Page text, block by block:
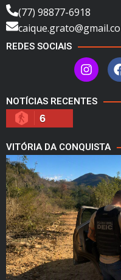
(77) 98877-6918
REDES SOCIAIS
NOTÍCIAS RECENTES
6
VITÓRIA DA CONQUISTA